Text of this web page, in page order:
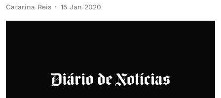
Catarina Reis 15 Jan 2020